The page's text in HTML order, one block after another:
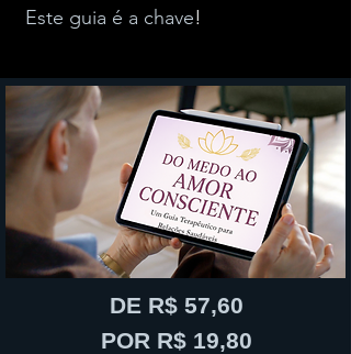
Este guia é a chave​!
DE R$ 57,60
POR R$ 19,80